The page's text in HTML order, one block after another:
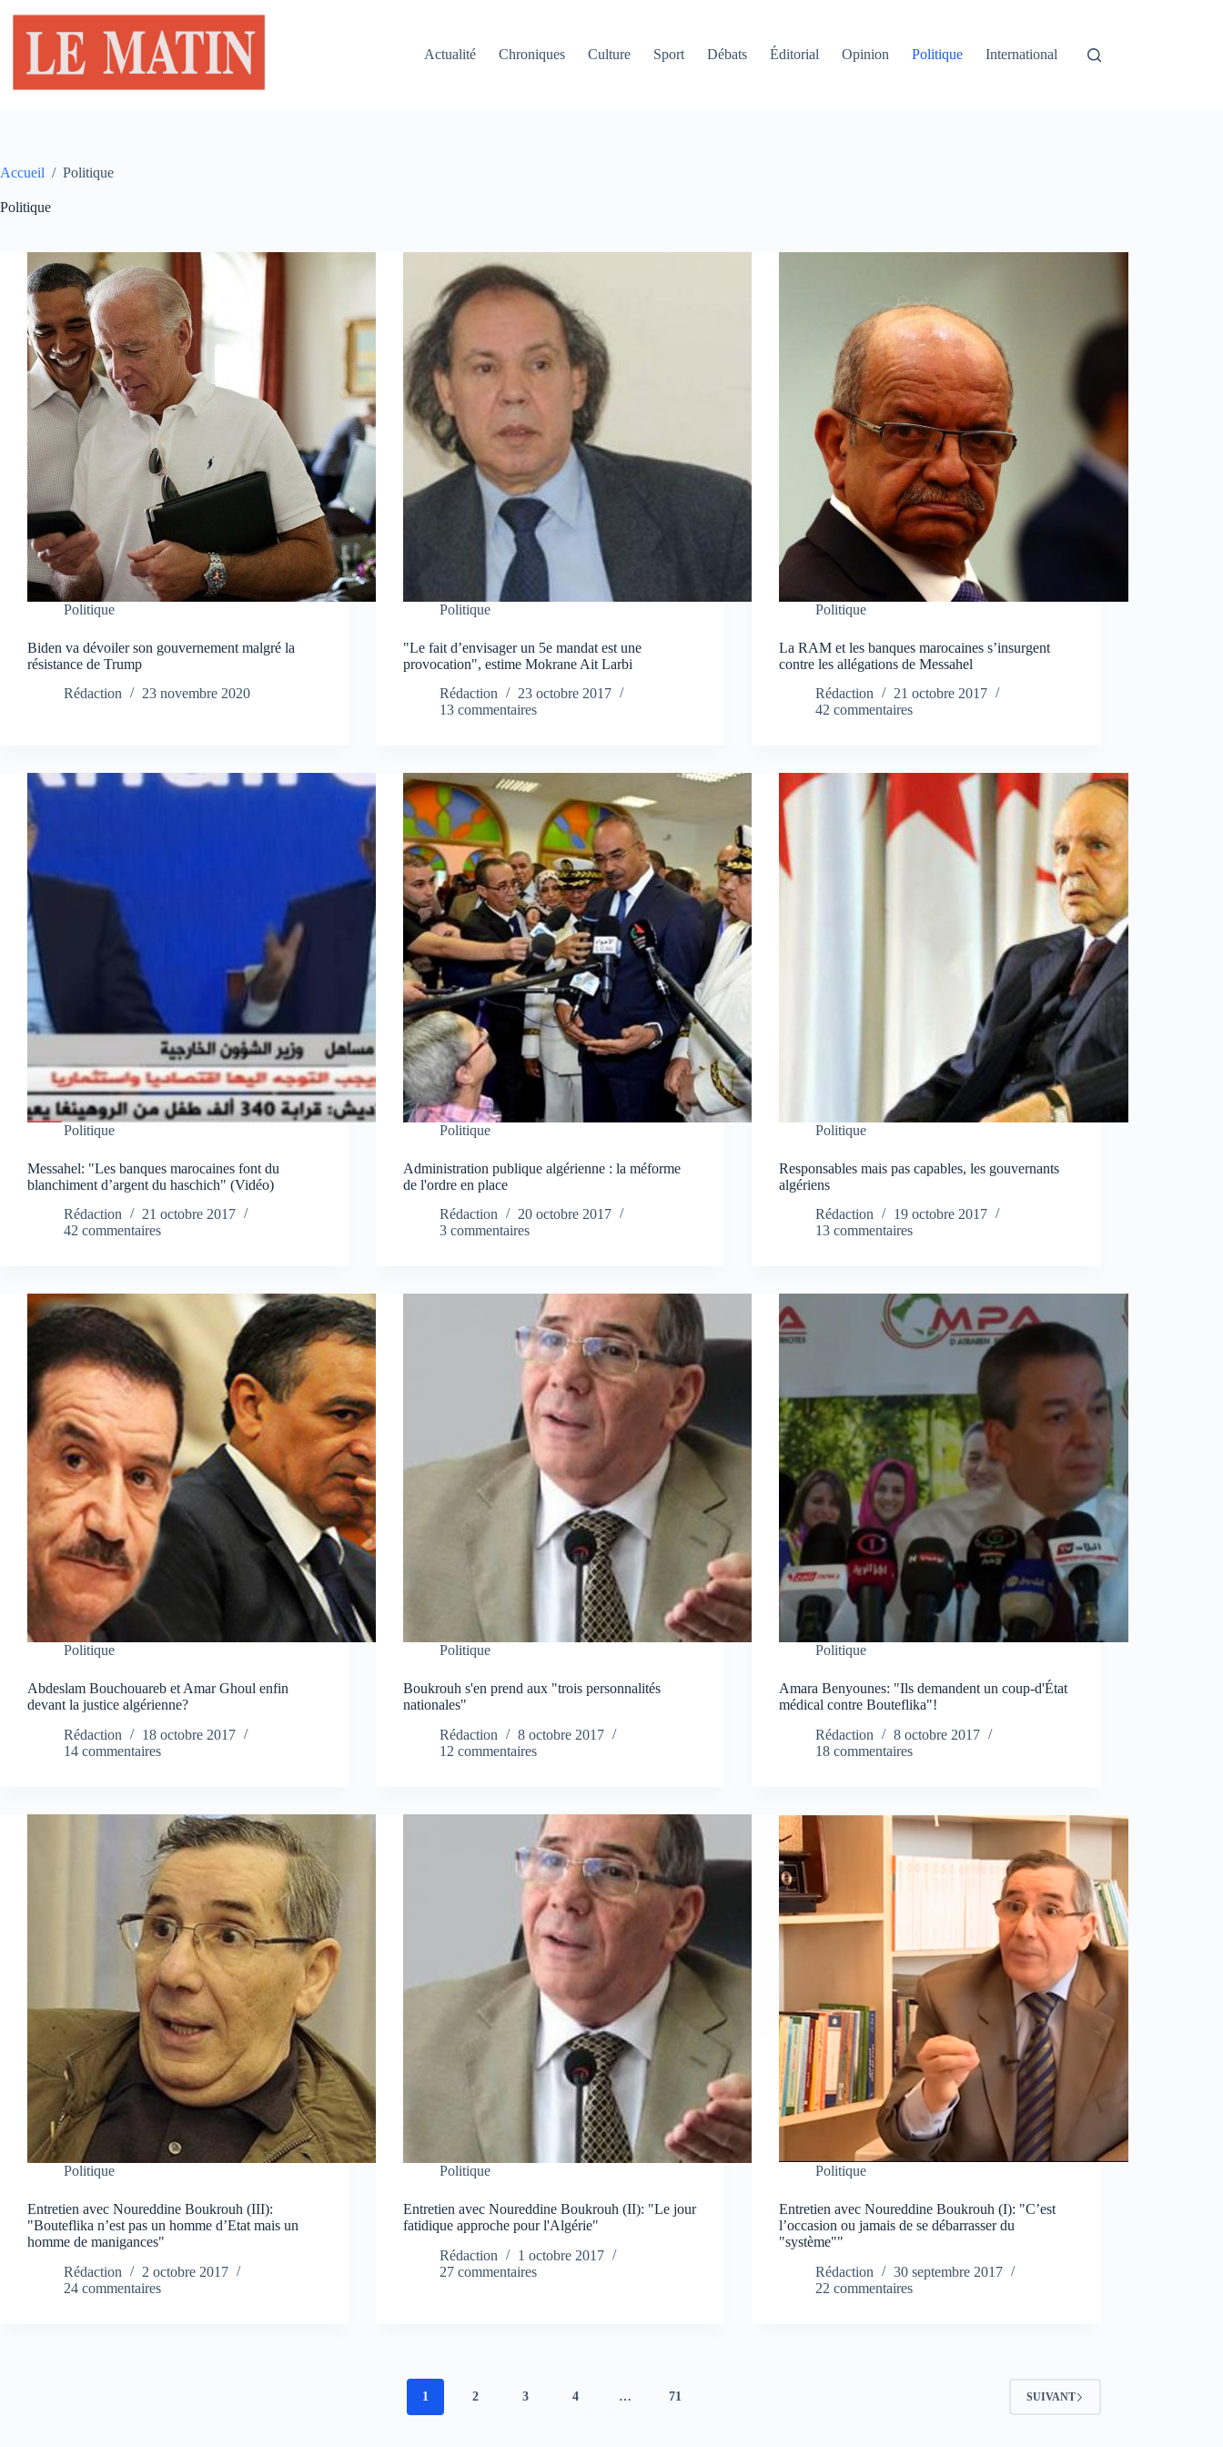
contenu
Actualité
Chroniques Culture Sport Débats Éditorial Opinion Politique International
Accueil / Politique
Politique
Politique
Biden va dévoiler son gouvernement malgré la
résistance de Trump
Rédaction
23 novembre 2020
Politique
"Le fait d’envisager un 5e mandat est une
provocation", estime Mokrane Ait Larbi
Rédaction
23 octobre 2017
13 commentaires
Politique
La RAM et les banques marocaines s’insurgent
contre les allégations de Messahel
Rédaction
21 octobre 2017
42 commentaires
Politique
Messahel: "Les banques marocaines font du
blanchiment d’argent du haschich" (Vidéo)
Rédaction
21 octobre 2017
42 commentaires
Politique
Administration publique algérienne : la méforme
de l'ordre en place
Rédaction
20 octobre 2017
3 commentaires
Politique
Responsables mais pas capables, les gouvernants
algériens
Rédaction
19 octobre 2017
13 commentaires
Politique
Abdeslam Bouchouareb et Amar Ghoul enfin
devant la justice algérienne?
Rédaction
18 octobre 2017
14 commentaires
Politique
Boukrouh s'en prend aux "trois personnalités
nationales"
Rédaction
8 octobre 2017
12 commentaires
Politique
Amara Benyounes: "Ils demandent un coup-d'État
médical contre Bouteflika"!
Rédaction
8 octobre 2017
18 commentaires
Politique
Entretien avec Noureddine Boukrouh (III):
"Bouteflika n’est pas un homme d’Etat mais un
homme de manigances"
Rédaction
2 octobre 2017
24 commentaires
Politique
Entretien avec Noureddine Boukrouh (II): "Le jour
fatidique approche pour l'Algérie"
Rédaction
1 octobre 2017
27 commentaires
Politique
Entretien avec Noureddine Boukrouh (I): "C’est
l’occasion ou jamais de se débarrasser du
"système""
Rédaction
30 septembre 2017
22 commentaires
1 2 3 4 … 71 SUIVANT